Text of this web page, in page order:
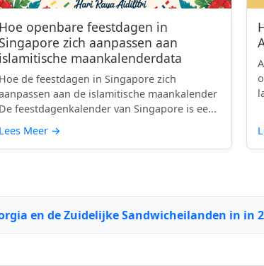
Hoe openbare feestdagen in
Singapore zich aanpassen aan
islamitische maankalenderdata
Hoe de feestdagen in Singapore zich
aan de islamitische maankalender
De feestdagenkalender van Singapore is ee...
Lees Meer →
en de Zuidelijke Sandwicheilanden in in